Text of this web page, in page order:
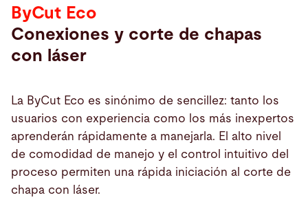
ByCut Eco
Conexiones y corte de chapas
con láser
La ByCut Eco es sinónimo de sencillez: tanto los
usuarios con experiencia como los más inexpertos
aprenderán rápidamente a manejarla. El alto nivel
de comodidad de manejo y el control intuitivo del
proceso permiten una rápida iniciación al corte de
chapa con láser.